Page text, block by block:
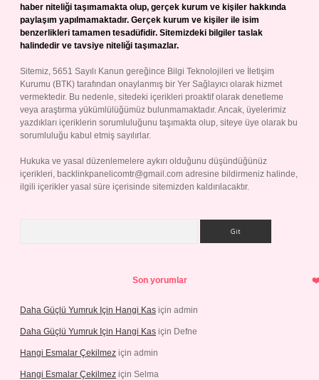
haber niteliği taşımamakta olup, gerçek kurum ve kişiler hakkında
paylaşım yapılmamaktadır. Gerçek kurum ve kişiler ile isim
benzerlikleri tamamen tesadüfidir. Sitemizdeki bilgiler taslak
halindedir ve tavsiye niteliği taşımazlar.
Sitemiz, 5651 Sayılı Kanun gereğince Bilgi Teknolojileri ve İletişim
Kurumu (BTK) tarafından onaylanmış bir Yer Sağlayıcı olarak hizmet
vermektedir. Bu nedenle, sitedeki içerikleri proaktif olarak denetleme
veya araştırma yükümlülüğümüz bulunmamaktadır. Ancak, üyelerimiz
yazdıkları içeriklerin sorumluluğunu taşımakta olup, siteye üye olarak bu
sorumluluğu kabul etmiş sayılırlar.
Hukuka ve yasal düzenlemelere aykırı olduğunu düşündüğünüz
içerikleri, backlinkpanelicomtr@gmail.com adresine bildirmeniz halinde,
ilgili içerikler yasal süre içerisinde sitemizden kaldırılacaktır.
Son yorumlar
Daha Güçlü Yumruk Için Hangi Kas için admin
Daha Güçlü Yumruk Için Hangi Kas için Defne
Hangi Esmalar Çekilmez için admin
Hangi Esmalar Çekilmez için Selma